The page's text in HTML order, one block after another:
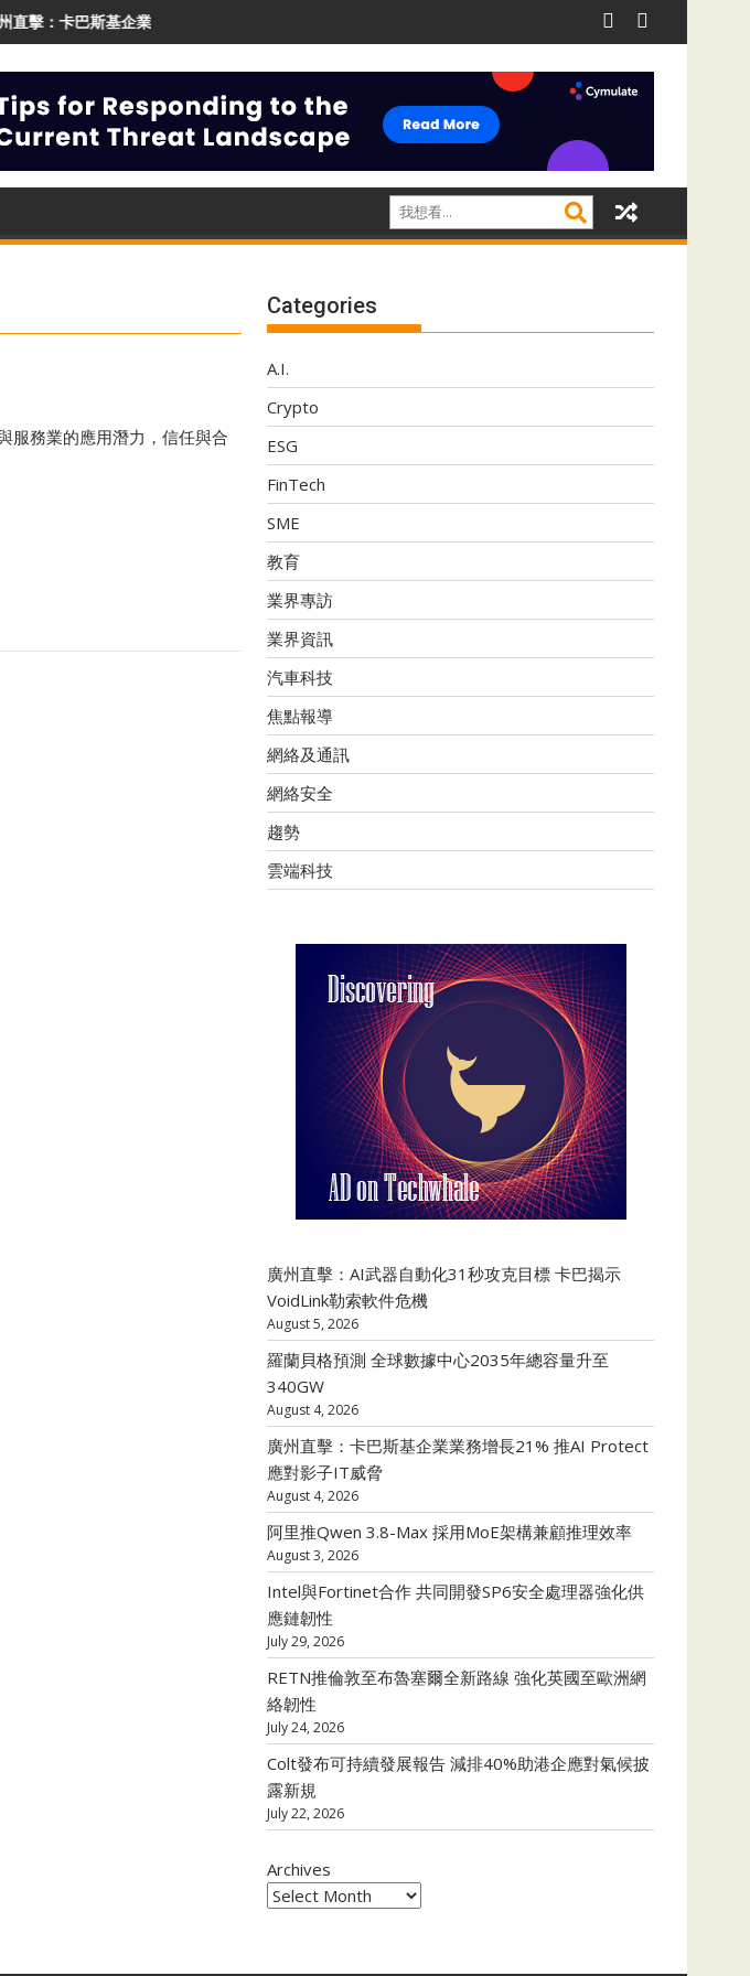
巴斯基企業業務增長21% 推AI Protect應對影子IT威脅 阿里推Qwen 3.8-Max 採用MoE架構兼顧推理效率
服務業的應用潛力，信任與合
Categories
A.I.
Crypto
ESG
FinTech
SME
教育
業界專訪
業界資訊
汽車科技
焦點報導
網絡及通訊
網絡安全
趨勢
雲端科技
廣州直擊：AI武器自動化31秒攻克目標 卡巴揭示
VoidLink勒索軟件危機
August 5, 2026
羅蘭貝格預測 全球數據中心2035年總容量升至
340GW
August 4, 2026
廣州直擊：卡巴斯基企業業務增長21% 推AI Protect
應對影子IT威脅
August 4, 2026
阿里推Qwen 3.8-Max 採用MoE架構兼顧推理效率
August 3, 2026
Intel與Fortinet合作 共同開發SP6安全處理器強化供
應鏈韌性
July 29, 2026
RETN推倫敦至布魯塞爾全新路線 強化英國至歐洲網
絡韌性
July 24, 2026
Colt發布可持續發展報告 減排40%助港企應對氣候披
露新規
July 22, 2026
Archives